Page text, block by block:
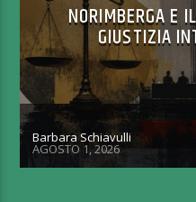
NORIMBERGA E
GIUSTIZIA
Barbara Schiavulli
AGOSTO 1, 2026